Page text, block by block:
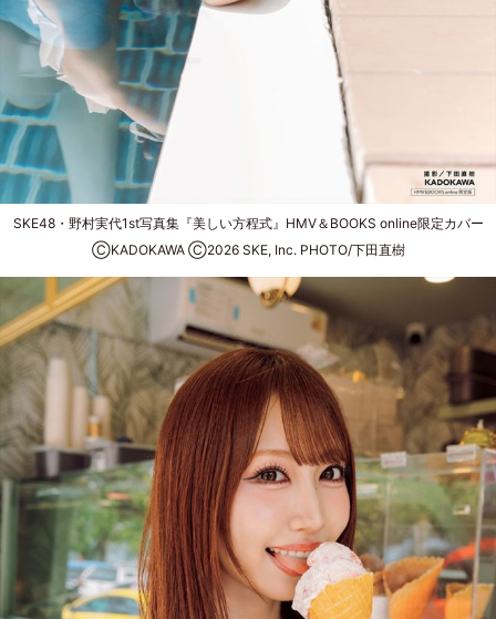
SKE48・野村実代1st写真集『美しい方程式』HMV＆BOOKS online限定カバー
ⒸKADOKAWA Ⓒ2026 SKE, Inc. PHOTO/下田直樹